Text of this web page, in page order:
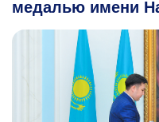
медалью имени